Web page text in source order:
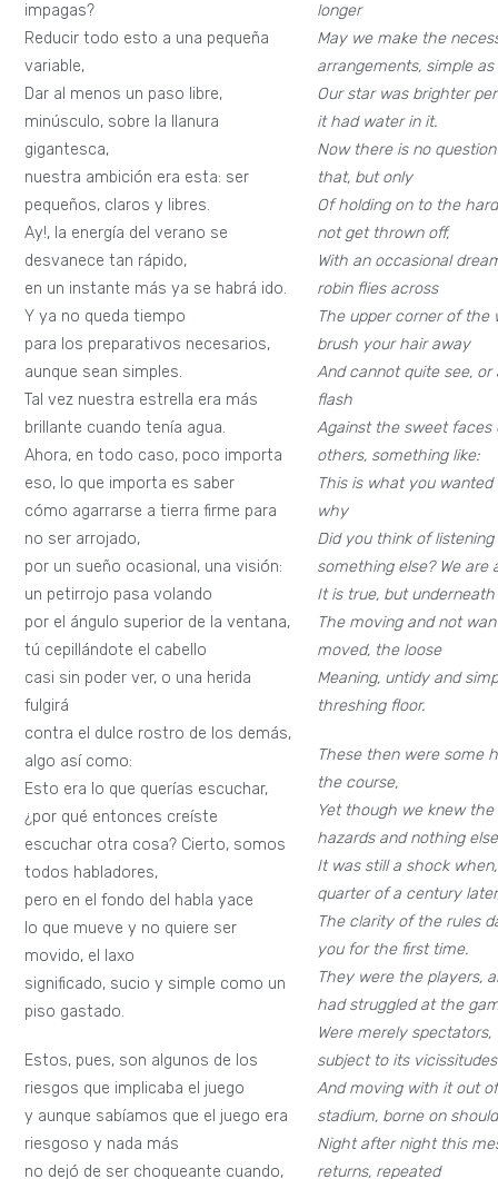
impagas?
Reducir todo esto a una pequeña
variable,
Dar al menos un paso libre,
minúsculo, sobre la llanura
gigantesca,
nuestra ambición era esta: ser
pequeños, claros y libres.
Ay!, la energía del verano se
desvanece tan rápido,
en un instante más ya se habrá ido.
Y ya no queda tiempo
para los preparativos necesarios,
aunque sean simples.
Tal vez nuestra estrella era más
brillante cuando tenía agua.
Ahora, en todo caso, poco importa
eso, lo que importa es saber
cómo agarrarse a tierra firme para
no ser arrojado,
por un sueño ocasional, una visión:
un petirrojo pasa volando
por el ángulo superior de la ventana,
tú cepillándote el cabello
casi sin poder ver, o una herida
fulgirá
contra el dulce rostro de los demás,
algo así como:
Esto era lo que querías escuchar,
¿por qué entonces creíste
escuchar otra cosa? Cierto, somos
todos habladores,
pero en el fondo del habla yace
lo que mueve y no quiere ser
movido, el laxo
significado, sucio y simple como un
piso gastado.
Estos, pues, son algunos de los
riesgos que implicaba el juego
y aunque sabíamos que el juego era
riesgoso y nada más
no dejó de ser choqueante cuando,
longer
May we make the
arrangements, simple
Our star was brighter
it had water in it.
Now there is no
that, but only
Of holding on to the
not get thrown off,
With an occasional
robin flies across
The upper corner of the
brush your hair away
And cannot quite see, or
flash
Against the sweet faces
others, something like:
This is what you wanted
why
Did you think of listening
something else? We are
It is true, but
The moving and not
moved, the loose
Meaning, untidy and
threshing floor.
These then were some
the course,
Yet though we knew
hazards and nothing else
It was still a shock
quarter of a century
The clarity of the rules
you for the first time.
They were the players,
had struggled at the
Were merely
subject to its vicissitudes
And moving with it out
stadium, borne on
Night after night this
returns, repeated